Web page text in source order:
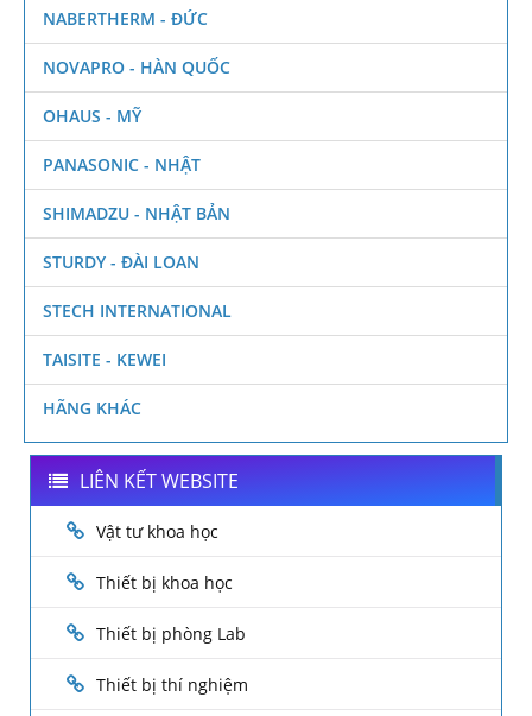
NABERTHERM - ĐỨC
NOVAPRO - HÀN QUỐC
OHAUS - MỸ
PANASONIC - NHẬT
SHIMADZU - NHẬT BẢN
STURDY - ĐÀI LOAN
STECH INTERNATIONAL
TAISITE - KEWEI
HÃNG KHÁC
LIÊN KẾT WEBSITE
Vật tư khoa học
Thiết bị khoa học
Thiết bị phòng Lab
Thiết bị thí nghiệm